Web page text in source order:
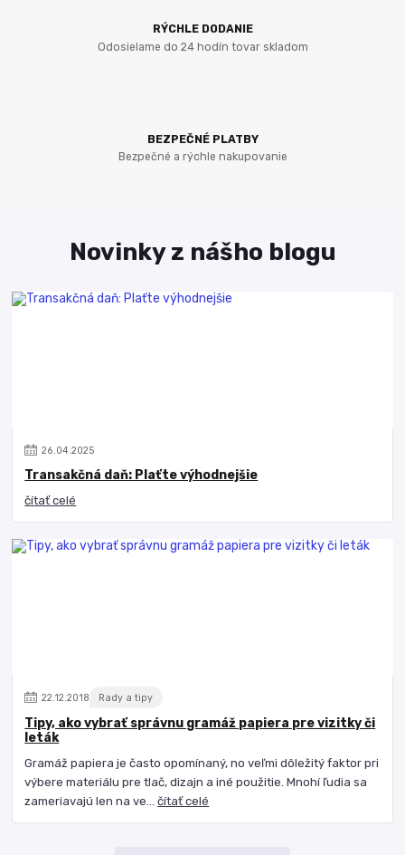
RÝCHLE DODANIE
Odosielame do 24 hodín tovar skladom
BEZPEČNÉ PLATBY
Bezpečné a rýchle nakupovanie
Novinky z nášho blogu
26.04.2025
Transakčná daň: Plaťte výhodnejšie
čítať celé
22.12.2018 Rady a tipy
Tipy, ako vybrať správnu gramáž papiera pre vizitky či
leták
Gramáž papiera je často opomínaný, no veľmi dôležitý faktor pri
výbere materiálu pre tlač, dizajn a iné použitie. Mnohí ľudia sa
zameriavajú len na ve...čítať celé